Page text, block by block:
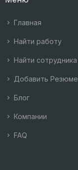
Главная
Найти работу
Найти сотрудника
Добавить Резюме
Блог
Компании
FAQ